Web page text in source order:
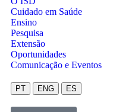
Cuidado em Saúde
Ensino
Pesquisa
Extensão
Oportunidades
Comunicação e Eventos
PT ENG ES